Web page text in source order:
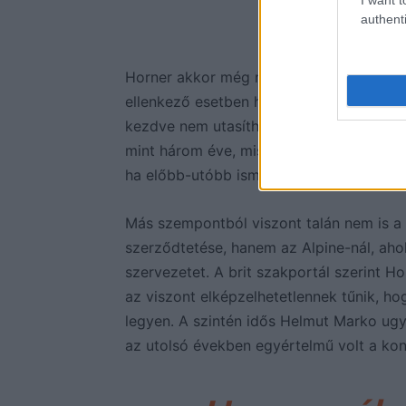
Horner akkor még nem tudta, hogy
ellenkező esetben hogyan fogalmazott
kezdve nem utasíthatja vissza a
mint három éve, miszerint ragaszkodik
ha előbb-utóbb ismét rákerülne az olasz
Más szempontból viszont talán nem is
szerződtetése, hanem az Alpine-nál,
szervezetet. A brit szakportál szerint
az viszont elképzelhetetlennek tűnik,
legyen. A szintén idős Helmut Marko
az utolsó években egyértelmű volt a